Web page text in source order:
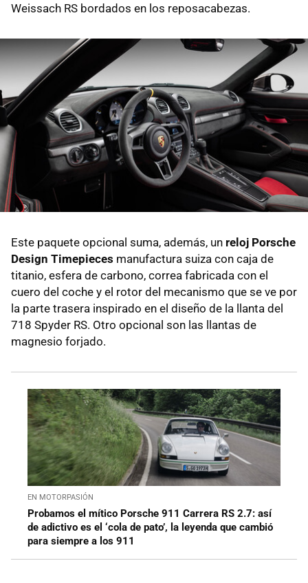
Weissach RS bordados en los reposacabezas.
Este paquete opcional suma, además, un reloj Porsche
Design Timepieces manufactura suiza con caja de
titanio, esfera de carbono, correa fabricada con el
cuero del coche y el rotor del mecanismo que se ve por
la parte trasera inspirado en el diseño de la llanta del
718 Spyder RS. Otro opcional son las llantas de
magnesio forjado.
EN MOTORPASIÓN
Probamos el mítico Porsche 911 Carrera RS 2.7: así
de adictivo es el ‘cola de pato’, la leyenda que cambió
para siempre a los 911